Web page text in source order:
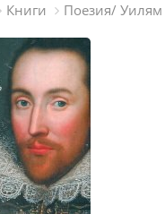
Книги Поезия/